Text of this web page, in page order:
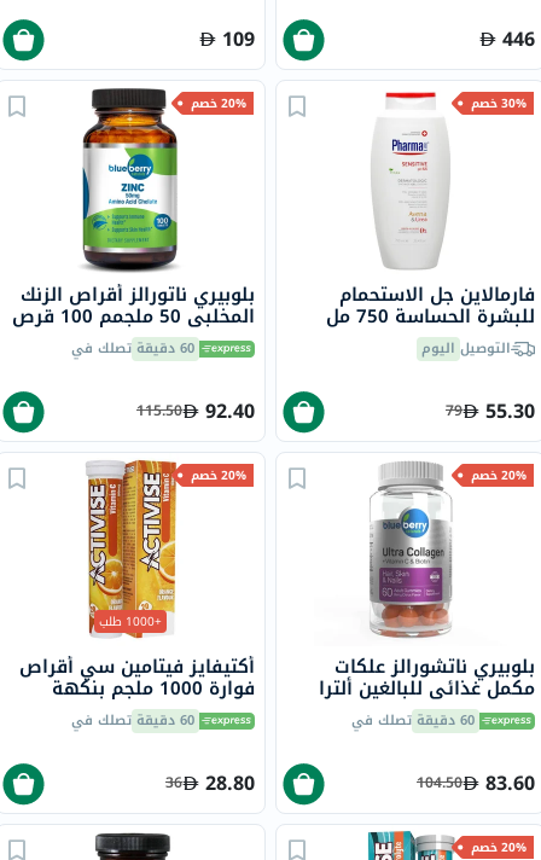
446
109
30% خصم
فارمالاين جل الاستحمام
للبشرة الحساسة 750 مل
التوصيل اليوم
55.30
79
20% خصم
بلوبيري ناتورالز أقراص الزنك
المخلبي 50 ملجمم 100 قرص
B027260 دقيقة تصلك في
92.40
115.50
20% خصم
بلوبيري ناتشورالز علكات
مكمل غذائي للبالغين ألترا
كولاجين + فيتامين سي
وبيوتين، حزمة 60
60 دقيقة تصلك في
83.60
104.50
20% خصم
+1000 طلب
أكتيفايز فيتامين سي أقراص
فوارة 1000 ملجم بنكهة
البرتقال حزمة من 20
60 دقيقة تصلك في
28.80
36
20% خصم